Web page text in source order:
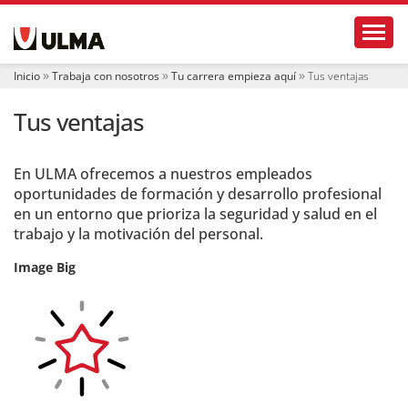
e Inicio Trabaja con nosotros Tu carrera empieza aquí Tus ventajas
Tus ventajas
En ULMA ofrecemos a nuestros empleados
oportunidades de formación y desarrollo profesional
en un entorno que prioriza la seguridad y salud en el
trabajo y la motivación del personal.
Image Big